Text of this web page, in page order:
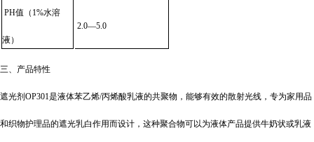
PH值（1%水溶
液）
2.0—5.0
三、产品特性
遮光剂 OP301是液体苯乙烯/丙烯酸乳液的共聚物，能够有效的散射光线，专为家用品
和织物护理品的遮光乳白作用而设计，这种聚合物可以为液体产品提供牛奶状或乳液